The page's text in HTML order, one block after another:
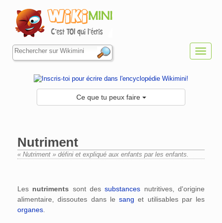
Ce que tu peux faire
Nutriment
« Nutriment » défini et expliqué aux enfants par les enfants.
Les nutriments sont dessubstances nutritives, d'origine
alimentaire, dissoutes dans le sang et utilisables par les
organes